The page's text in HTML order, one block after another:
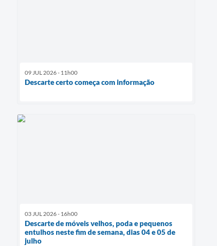
09 JUL 2026 - 11h00
Descarte certo começa com informação
03 JUL 2026 - 16h00
Descarte de móveis velhos, poda e pequenos
entulhos neste fim de semana, dias 04 e 05 de
julho